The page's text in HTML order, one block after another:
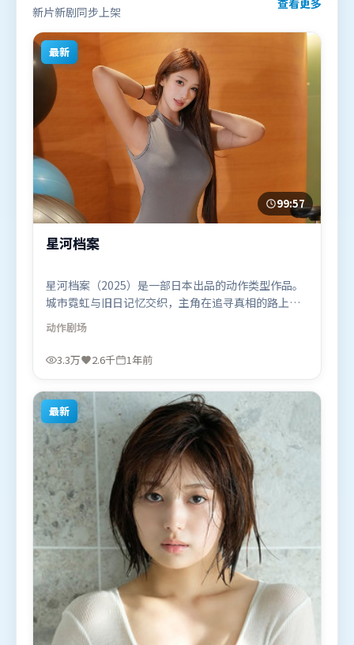
新片新剧同步上架
最新
99:57
星河档案
星河档案（2025）是一部日本出品的动作类型作品。
城市霓虹与旧日记忆交织，主角在追寻真相的路上不
断付出代价。高潮段落信息密度高，情绪释放与主题
回扣同时完成。由北野武执导，马东锡、黄政民、肖
战，杨紫、胡歌等联袂出演。影片于2025年1月12日
观众观看。
动作剧场
3.3万 2.6千 1年前
最新